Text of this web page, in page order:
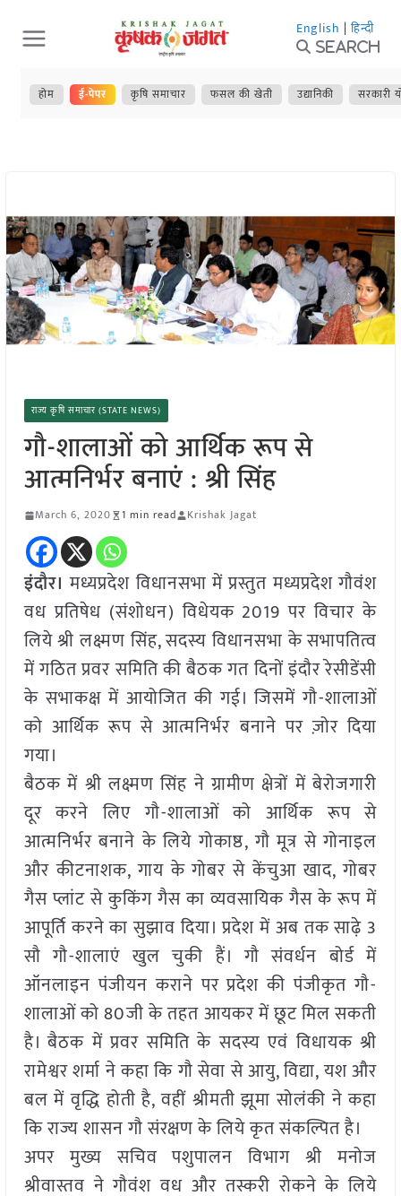
Skip
to
content
English | हिन्दी
Search
होम ई-पेपर कृषि समाचार फसल की खेती उद्यानिकी सरकारी
राज्य कृषि समाचार (STATE NEWS)
गौ-शालाओं को आर्थिक रूप से
आत्मनिर्भर बनाएं : श्री सिंह
March 6, 2020 1 min read Krishak Jagat
इंदौर। मध्यप्रदेश विधानसभा में प्रस्तुत मध्यप्रदेश गौवंश
वध प्रतिषेध (संशोधन) विधेयक 2019 पर विचार के
लिये श्री लक्ष्मण सिंह, सदस्य विधानसभा के सभापतित्व
में गठित प्रवर समिति की बैठक गत दिनों इंदौर रेसीडेंसी
के सभाकक्ष में आयोजित की गई। जिसमें गौ-शालाओं
को आर्थिक रूप से आत्मनिर्भर बनाने पर ज़ोर दिया
गया।
बैठक में श्री लक्ष्मण सिंह ने ग्रामीण क्षेत्रों में बेरोजगारी
दूर करने लिए गौ-शालाओं को आर्थिक रूप से
आत्मनिर्भर बनाने के लिये गोकाष्ठ, गौ मूत्र से गोनाइल
और कीटनाशक, गाय के गोबर से केंचुआ खाद, गोबर
गैस प्लांट से कुकिंग गैस का व्यवसायिक गैस के रूप में
आपूर्ति करने का सुझाव दिया। प्रदेश में अब तक साढ़े 3
सौ गौ-शालाएं खुल चुकी हैं। गौ संवर्धन बोर्ड में
ऑनलाइन पंजीयन कराने पर प्रदेश की पंजीकृत गौ-
शालाओं को 80जी के तहत आयकर में छूट मिल सकती
है। बैठक में प्रवर समिति के सदस्य एवं विधायक श्री
रामेश्वर शर्मा ने कहा कि गौ सेवा से आयु, विद्या, यश और
बल में वृद्धि होती है, वहीं श्रीमती झूमा सोलंकी ने कहा
कि राज्य शासन गौ संरक्षण के लिये कृत संकल्पित है।
अपर मुख्य सचिव पशुपालन विभाग श्री मनोज
श्रीवास्तव ने गौवंश वध और तस्करी रोकने के लिये